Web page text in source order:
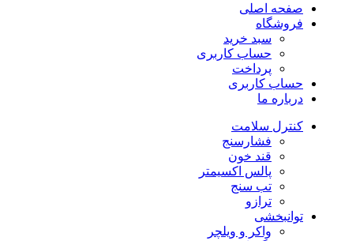
صفحه اصلی
فروشگاه
سبد خرید
حساب کاربری
پرداخت
حساب کاربری
درباره ما
کنترل سلامت
فشارسنج
قند خون
پالس اکسیمتر
تب سنج
ترازو
توانبخشی
واکر و ویلچر